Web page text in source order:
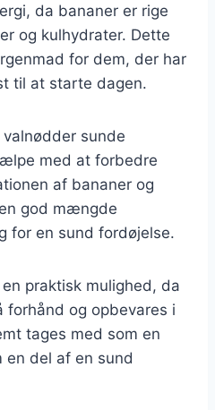
da bananer er rige
og kulhydrater. Dette
for dem, der har
til at starte dagen.
sunde
med at forbedre
af bananer og
god mængde
for en sund fordøjelse.
praktisk mulighed, da
forhånd og opbevares i
tages med som en
en del af en sund